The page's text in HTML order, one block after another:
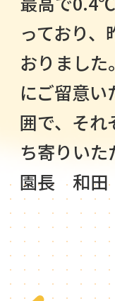
っており、
おりまし
にご留意
囲で、それ
ち寄りいた
園長 和田